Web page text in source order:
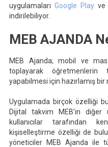
uygulamaları Google Play
indirilebiliyor.
MEB AJANDA
MEB Ajanda; mobil ve
toplayarak öğretmenlerin
yapabilmesi için hazırlamış bir
Uygulamada birçok özelliği
Dijital takvim MEB’in diğer
kullanıcılar tarafından
kişiselleştirme özelliği de
yöneticiler MEB Ajanda ile